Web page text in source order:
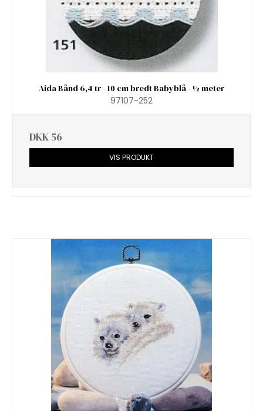
Aida Bånd 6,4 tr - 10 cm bredt Babyblå - ½ meter
97107-252
DKK 56
VIS PRODUKT